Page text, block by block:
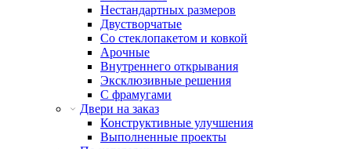
Нестандартных размеров
Двустворчатые
Со стеклопакетом и ковкой
Арочные
Внутреннего открывания
Эксклюзивные решения
С фрамугами
Двери на заказ
Конструктивные улучшения
Выполненные проекты